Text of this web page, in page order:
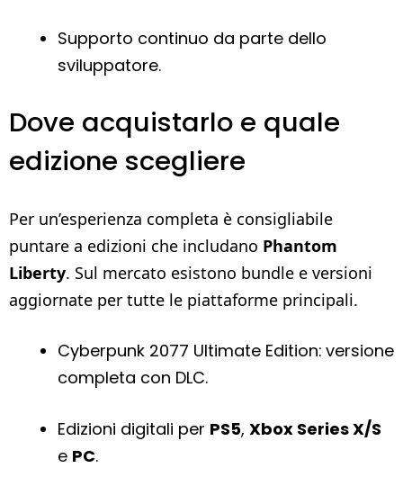
Supporto continuo da parte dello
sviluppatore.
Dove acquistarlo e quale
edizione scegliere
Per un’esperienza completa è consigliabile
puntare a edizioni che includano Phantom
Liberty. Sul mercato esistono bundle e versioni
aggiornate per tutte le piattaforme principali.
Cyberpunk 2077 Ultimate Edition: versione
completa con DLC.
Edizioni digitali per PS5, Xbox Series X/S
e PC.